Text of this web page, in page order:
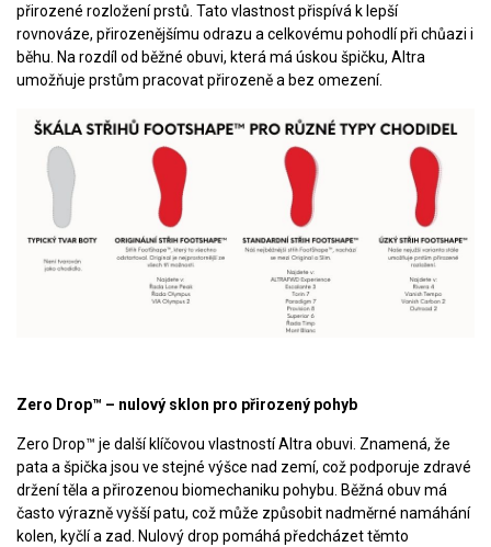
přirozené rozložení prstů. Tato vlastnost přispívá k lepší
rovnováze, přirozenějšímu odrazu a celkovému pohodlí při chůazi i
běhu. Na rozdíl od běžné obuvi, která má úskou špičku, Altra
umožňuje prstům pracovat přirozeně a bez omezení.
Zero Drop™ – nulový sklon pro přirozený pohyb
Zero Drop™ je další klíčovou vlastností Altra obuvi. Znamená, že
pata a špička jsou ve stejné výšce nad zemí, což podporuje zdravé
držení těla a přirozenou biomechaniku pohybu. Běžná obuv má
často výrazně vyšší patu, což může způsobit nadměrné namáhání
kolen, kyčlí a zad. Nulový drop pomáhá předcházet těmto